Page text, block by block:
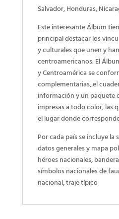
Salvador, Honduras,
Este interesante Álbum
principal destacar los
y culturales que unen y
centroamericanos. El
y Centroamérica se
complementarias, el
información y un paquete
impresas a todo color, las
el lugar donde
Por cada país se incluye
datos generales y mapa
héroes nacionales,
símbolos nacionales de
nacional, traje típico